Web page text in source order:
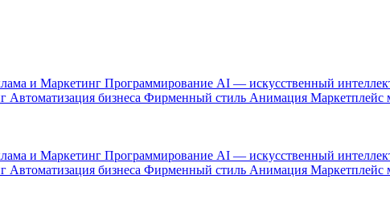
и Маркетинг Программирование AI — искусственный
Автоматизация бизнеса Фирменный стиль Анимация Маркетплейс
и Маркетинг Программирование AI — искусственный
Автоматизация бизнеса Фирменный стиль Анимация Маркетплейс